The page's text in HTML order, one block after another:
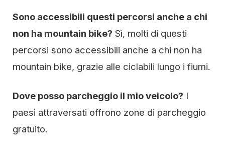
Sono accessibili questi percorsi anche a chi
non ha mountain bike? Sì, molti di questi
percorsi sono accessibili anche a chi non ha
mountain bike, grazie alle ciclabili lungo i fiumi.
Dove posso parcheggio il mio veicolo? I
paesi attraversati offrono zone di parcheggio
gratuito.